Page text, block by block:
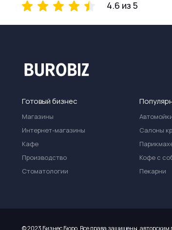
4.6 из 5
Готовый бизнес
Магазины
Интернет-магазины
Кафе
Производство
Стоматологии
Салоны
Кофе с
Пекарни
© 2023 Бизнес Бюро. Все права защищены, авторским